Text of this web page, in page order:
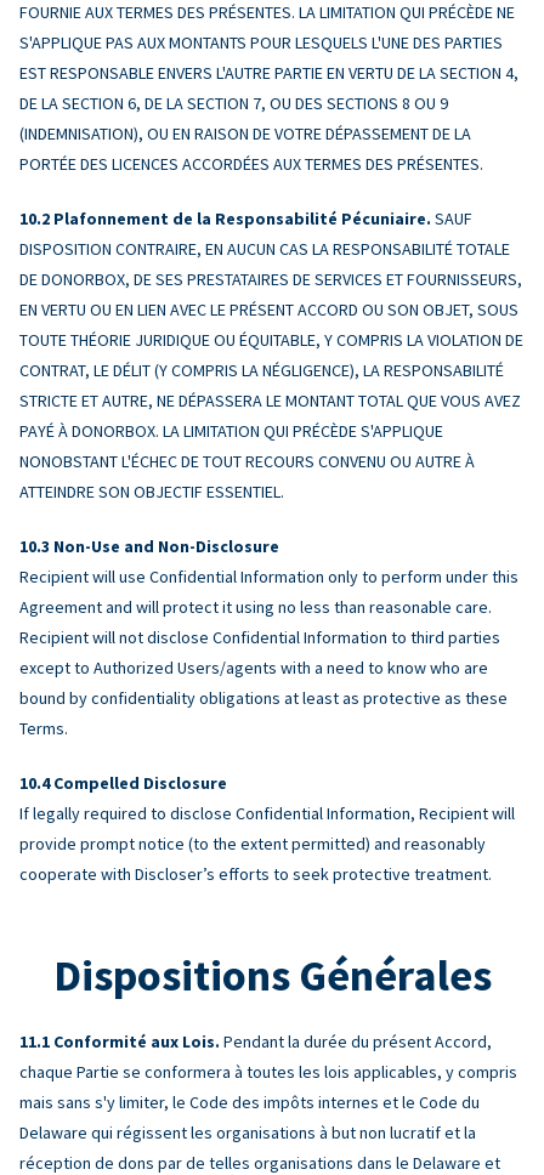
FOURNIE AUX TERMES DES PRÉSENTES. LA LIMITATION QUI PRÉCÈDE NE
S'APPLIQUE PAS AUX MONTANTS POUR LESQUELS L'UNE DES PARTIES
EST RESPONSABLE ENVERS L'AUTRE PARTIE EN VERTU DE LA SECTION 4,
DE LA SECTION 6, DE LA SECTION 7, OU DES SECTIONS 8 OU 9
(INDEMNISATION), OU EN RAISON DE VOTRE DÉPASSEMENT DE LA
PORTÉE DES LICENCES ACCORDÉES AUX TERMES DES PRÉSENTES.
Plafonnement de la Responsabilité Pécuniaire. SAUF
DISPOSITION CONTRAIRE, EN AUCUN CAS LA RESPONSABILITÉ TOTALE
DE DONORBOX, DE SES PRESTATAIRES DE SERVICES ET FOURNISSEURS,
EN VERTU OU EN LIEN AVEC LE PRÉSENT ACCORD OU SON OBJET, SOUS
TOUTE THÉORIE JURIDIQUE OU ÉQUITABLE, Y COMPRIS LA VIOLATION DE
CONTRAT, LE DÉLIT (Y COMPRIS LA NÉGLIGENCE), LA RESPONSABILITÉ
STRICTE ET AUTRE, NE DÉPASSERA LE MONTANT TOTAL QUE VOUS AVEZ
PAYÉ À DONORBOX. LA LIMITATION QUI PRÉCÈDE S'APPLIQUE
NONOBSTANT L'ÉCHEC DE TOUT RECOURS CONVENU OU AUTRE À
ATTEINDRE SON OBJECTIF ESSENTIEL.
Non-Use and Non-Disclosure
Recipient will use Confidential Information only to perform under this
Agreement and will protect it using no less than reasonable care.
Recipient will not disclose Confidential Information to third parties
except to Authorized Users/agents with a need to know who are
bound by confidentiality obligations at least as protective as these
Terms.
Compelled Disclosure
If legally required to disclose Confidential Information, Recipient will
provide prompt notice (to the extent permitted) and reasonably
cooperate with Discloser’s efforts to seek protective treatment.
Dispositions Générales
Conformité aux Lois. Pendant la durée du présent Accord,
chaque Partie se conformera à toutes les lois applicables, y compris
mais sans s'y limiter, le Code des impôts internes et le Code du
Delaware qui régissent les organisations à but non lucratif et la
réception de dons par de telles organisations dans le Delaware et